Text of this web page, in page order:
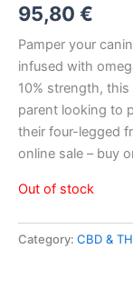
95,80 €
Pamper your
infused with
10% strength,
parent looking to
their four-legged
online sale – buy
Out of stock
Category: CBD &